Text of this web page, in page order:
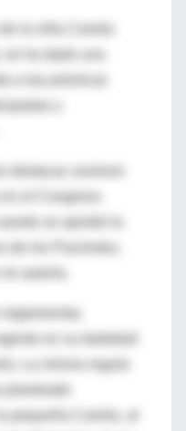
el Congreso
se aprobó la
en su totalidad
La misma regula
pequeña Camila, al